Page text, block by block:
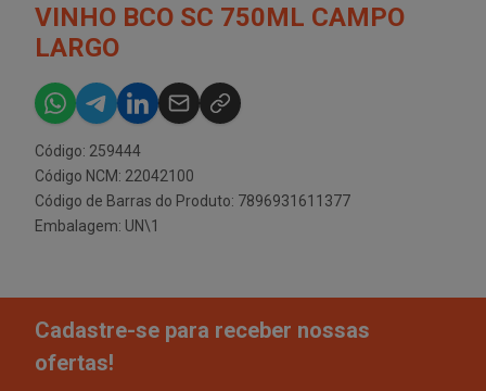
VINHO BCO SC 750ML CAMPO
LARGO
Código: 259444
Código NCM: 22042100
Código de Barras do Produto: 7896931611377
Embalagem: UN\1
Cadastre-se para receber nossas
ofertas!